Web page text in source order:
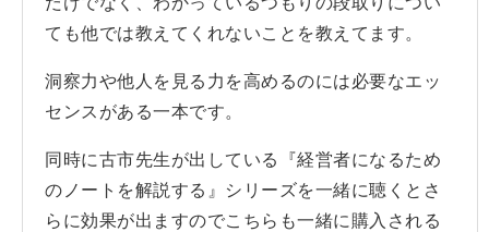
ても他では教えてくれないことを教えてます。
洞察力や他人を見る力を高めるのには必要なエッ
センスがある一本です。
同時に古市先生が出している『経営者になるため
のノートを解説する』シリーズを一緒に聴くとさ
らに効果が出ますのでこちらも一緒に購入される